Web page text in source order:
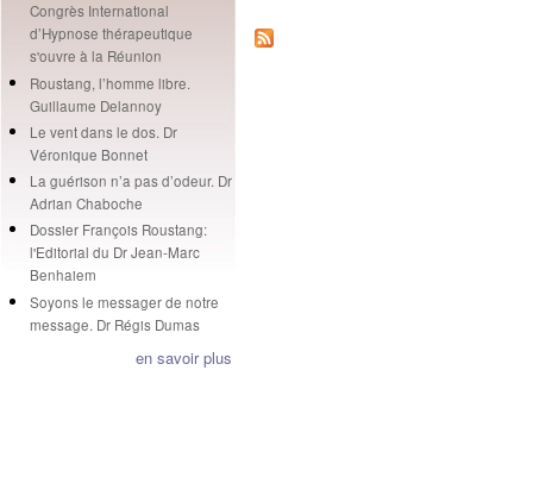
Congrès International
d’Hypnose thérapeutique
s'ouvre à la Réunion
Roustang, l’homme libre.
Guillaume Delannoy
Le vent dans le dos. Dr
Véronique Bonnet
La guérison n’a pas d’odeur. Dr
Adrian Chaboche
Dossier François Roustang:
l'Editorial du Dr Jean-Marc
Benhaiem
Soyons le messager de notre
message. Dr Régis Dumas
en savoir plus